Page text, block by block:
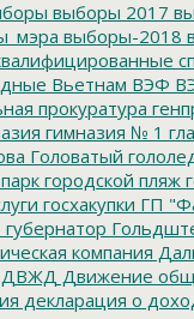
выборы 2017
выборы-2018
Вьетнам ВЭФ
прокуратура
гимназия № 1
Головатый
городской пляж
госхакупки ГП
губернатор
компания
ДВЖД Движение
декларация о